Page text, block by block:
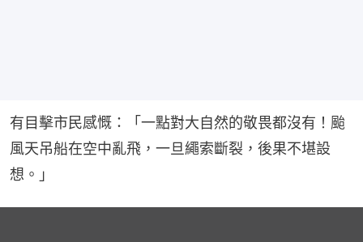
有目擊市民感慨：「一點對大自然的敬畏都沒有！颱
風天吊船在空中亂飛，一旦繩索斷裂，後果不堪設
想。」